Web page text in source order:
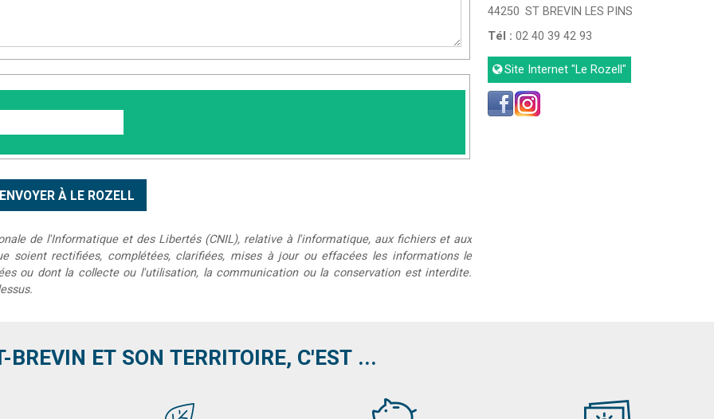
de l'Informatique et des Libertés (CNIL), relative à l'informatique, aux fichiers et aux
rectifiées, complétées, clarifiées, mises à jour ou effacées les informations le
ou dont la collecte ou l'utilisation, la communication ou la conservation est interdite.
44250 ST BREVIN LES PINS
Tél :02 40 39 42 93
Site Internet"Le Rozell"
BREVIN ET SON TERRITOIRE, C'EST ...